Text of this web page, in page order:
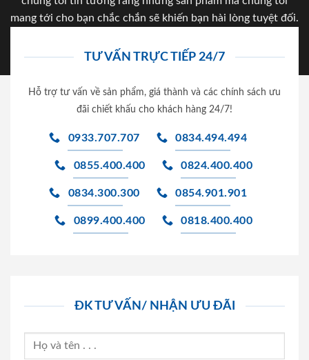
mang tới cho bạn chắc chắn sẽ khiến bạn hài lòng tuyệt đối.
TƯ VẤN TRỰC TIẾP 24/7
Hỗ trợ tư vấn về sản phẩm, giá thành và các chính sách ưu
đãi chiết khấu cho khách hàng 24/7!
0933.707.707 0834.494.494
0855.400.400 0824.400.400
0834.300.300 0854.901.901
0899.400.400 0818.400.400
ĐK TƯ VẤN/ NHẬN ƯU ĐÃI